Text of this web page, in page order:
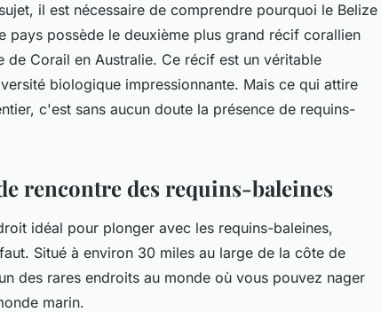
il est nécessaire de comprendre pourquoi le Belize
pays possède le deuxième plus grand récif corallien
de Corail en Australie. Ce récif est un véritable
biologique impressionnante. Mais ce qui attire
c'est sans aucun doute la présence de requins-
rencontre des requins-baleines
idéal pour plonger avec les requins-baleines,
Situé à environ 30 miles au large de la côte de
des rares endroits au monde où vous pouvez nager
marin.